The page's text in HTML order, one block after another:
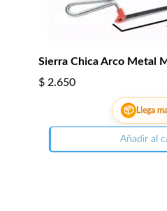
Sierra Chica Arco Metal
$ 2.650
📦 Llega
Añadir al